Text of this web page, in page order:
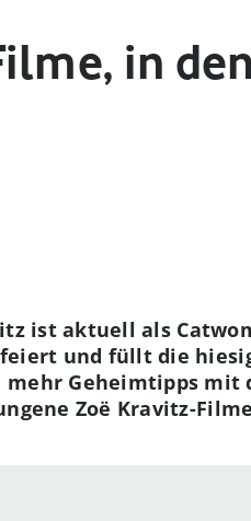
in
ist aktuell als
und füllt die
Geheimtipps mit
Zoë Kravitz-